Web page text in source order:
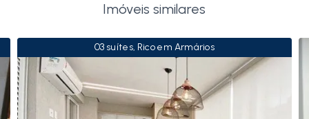
Imóveis similares
03 suítes, Rico em Armários